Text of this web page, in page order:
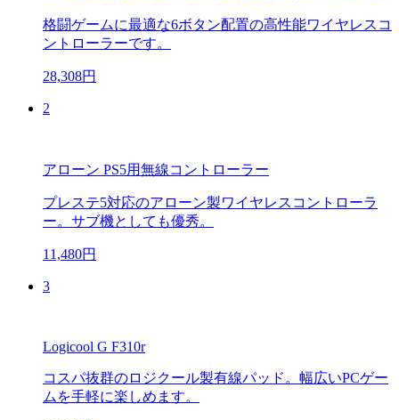
格闘ゲームに最適な6ボタン配置の高性能ワイヤレスコ
ントローラーです。
28,308円
2
アローン PS5用無線コントローラー
プレステ5対応のアローン製ワイヤレスコントローラ
ー。サブ機としても優秀。
11,480円
3
Logicool G F310r
コスパ抜群のロジクール製有線パッド。幅広いPCゲー
ムを手軽に楽しめます。